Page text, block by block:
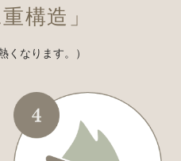
構造」
くなります。）